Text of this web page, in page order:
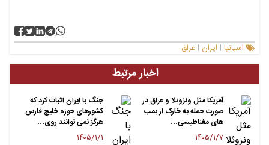
اسپانیا | ایران | عراق
اخبار مرتبط
آمریکا مثل ونزوئلا و عراق در
صورت حمله به خارک از بمب
های مغناطیسی…
۱۴۰۵/۱/۷
جنگ با ایران اثبات کرد که
کشورهای حوزه خلیج فارس
هرگز نمی توانند روی…
۱۴۰۵/۱/۱